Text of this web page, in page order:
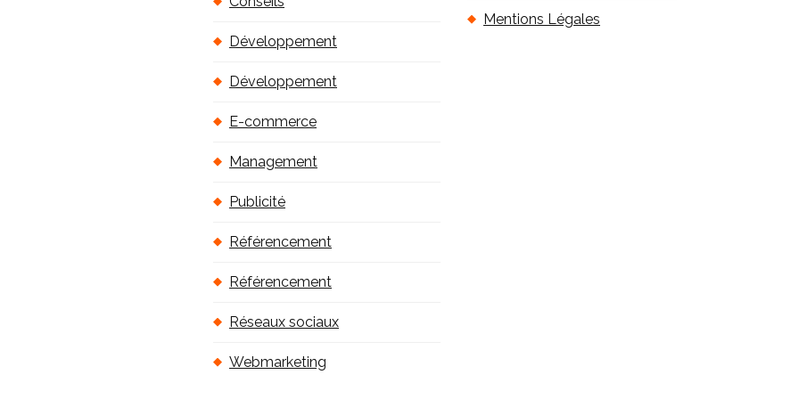
Développement
Développement
E-commerce
Management
Publicité
Référencement
Référencement
Réseaux sociaux
Webmarketing
Mentions Légales